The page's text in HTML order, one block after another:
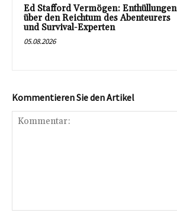
Ed Stafford Vermögen: Enthüllungen
über den Reichtum des Abenteurers
und Survival-Experten
05.08.2026
Kommentieren Sie den Artikel